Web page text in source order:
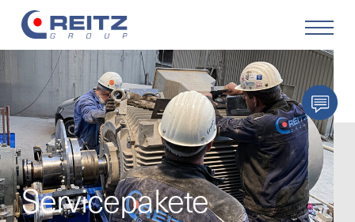
Produkte
Lösungen
Service
Servicepakete